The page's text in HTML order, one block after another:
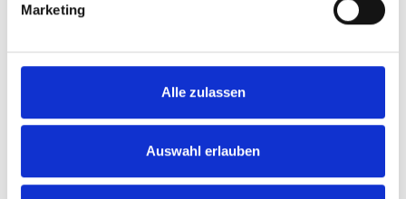
Marketing
Alle zulassen
Auswahl erlauben
products
Metal bracket Adapter